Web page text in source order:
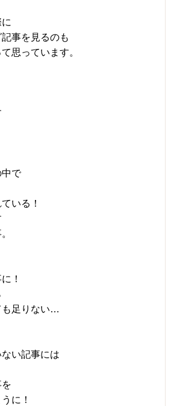
事を見るのも
思っています。
中で
いる！
！
も足りない…
い記事には
に！